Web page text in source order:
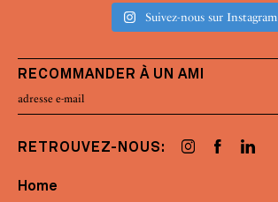
Suivez-nous sur Instagram
RECOMMANDER À UN AMI
RETROUVEZ-NOUS:
Home